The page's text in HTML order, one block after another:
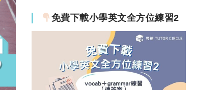
免費下載小學英文全方位練習2